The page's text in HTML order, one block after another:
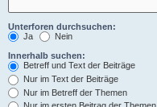
Unterforen durchsuchen:
Ja
Nein
Innerhalb suchen:
Betreff und Text der Beiträge
Nur im Text der Beiträge
Nur im Betreff der Themen